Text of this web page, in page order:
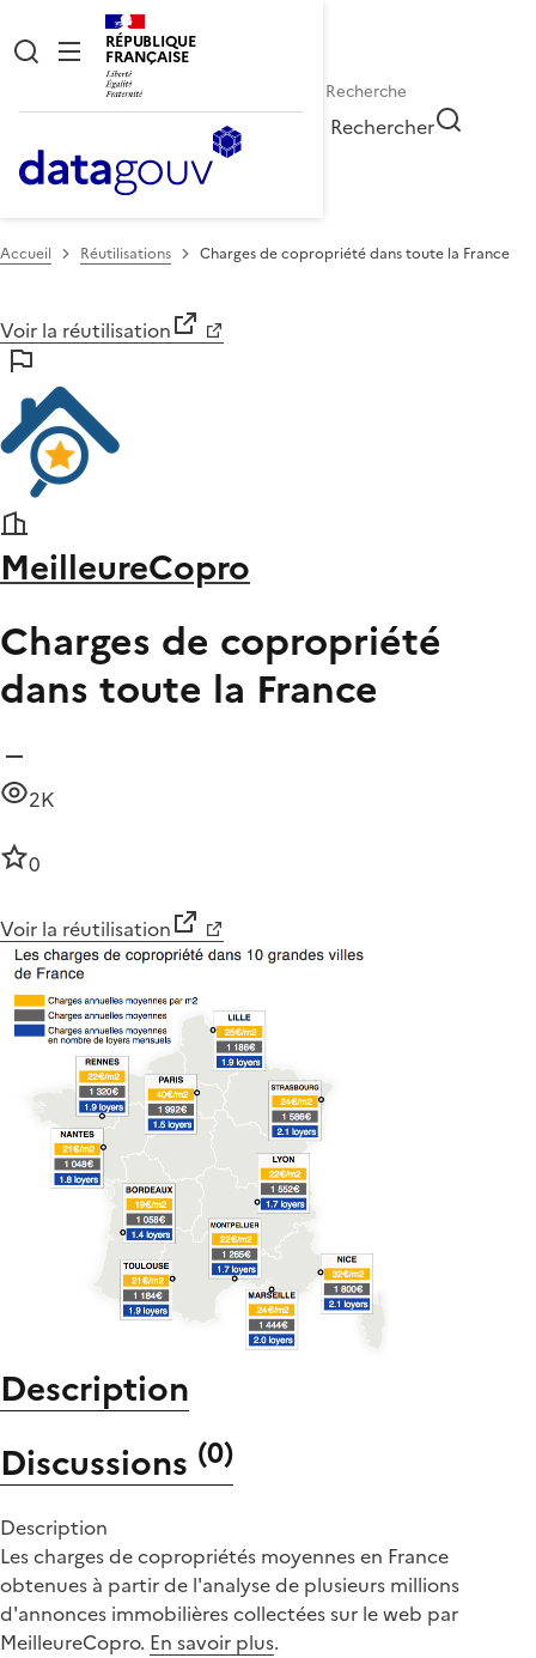
RÉPUBLIQUE
FRANÇAISE
Rechercher
Accueil Réutilisations Charges de copropriété dans toute la France
Voir la réutilisation
MeilleureCopro
Charges de copropriété
dans toute la France
2K
0
Voir la réutilisation
Description
Discussions (0)
Description
Les charges de copropriétés moyennes en France
obtenues à partir de l'analyse de plusieurs millions
d'annonces immobilières collectées sur le web par
MeilleureCopro. En savoir plus.